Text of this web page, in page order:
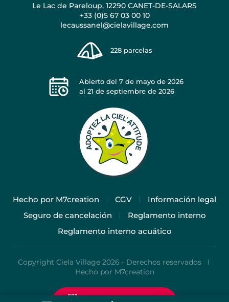
Le Lac de Pareloup, 12290 CANET-DE-SALARS
+33 (0)5 67 03 00 10
lecaussanel@cielavillage.com
228 parcelas
Abierto del 7 de mayo de 2026
al 21 de septiembre de 2026
Hecho por M7creation CGV
Información legal
Seguro de cancelación
Reglamento interno
Reglamento interno acuático
Copyright Ciela Village 2026 - Derechos reservados I
Hecho por M7creation